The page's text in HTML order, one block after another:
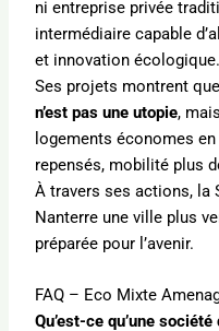
ni entreprise privée
intermédiaire capable
et innovation écologique.
Ses projets montrent que
n’est pas une utopie,
logements économes
repensés, mobilité plus
À travers ses actions, la
Nanterre une ville plus
préparée pour l’avenir.
FAQ – Eco Mixte
Qu’est-ce qu’une